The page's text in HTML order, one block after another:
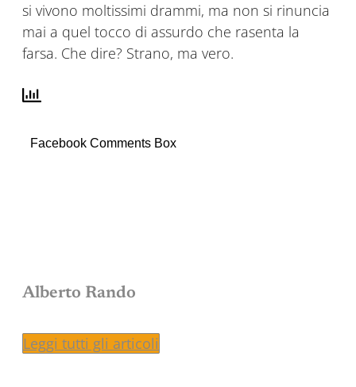
si vivono moltissimi drammi, ma non si rinuncia
mai a quel tocco di assurdo che rasenta la
farsa. Che dire? Strano, ma vero.
Facebook Comments Box
Alberto Rando
Leggi tutti gli articoli